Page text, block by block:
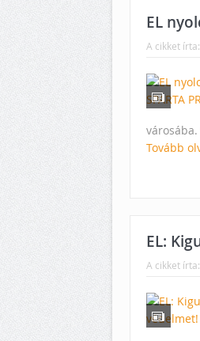
EL
A cikket írta:
Tovább
EL:
A cikket írta: